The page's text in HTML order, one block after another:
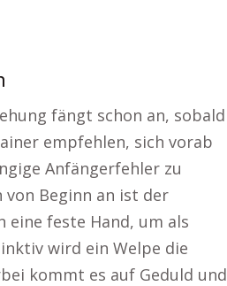
fängt schon an, sobald
empfehlen, sich vorab
Anfängerfehler zu
Beginn an ist der
eine feste Hand, um als
wird ein Welpe die
kommt es auf Geduld und